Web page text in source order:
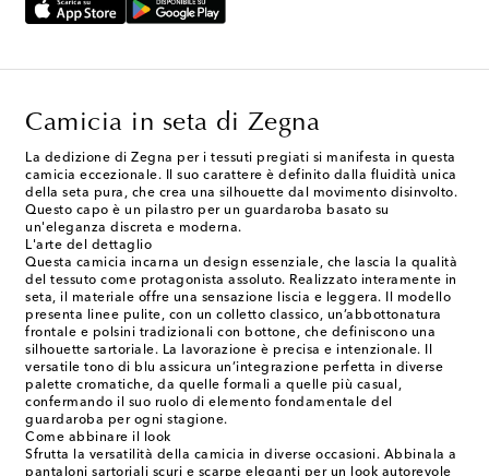
Camicia in seta di Zegna
La dedizione di Zegna per i tessuti pregiati si manifesta in questa
camicia eccezionale. Il suo carattere è definito dalla fluidità unica
della seta pura, che crea una silhouette dal movimento disinvolto.
Questo capo è un pilastro per un guardaroba basato su
un'eleganza discreta e moderna.
L'arte del dettaglio
Questa camicia incarna un design essenziale, che lascia la qualità
del tessuto come protagonista assoluto. Realizzato interamente in
seta, il materiale offre una sensazione liscia e leggera. Il modello
presenta linee pulite, con un colletto classico, un’abbottonatura
frontale e polsini tradizionali con bottone, che definiscono una
silhouette sartoriale. La lavorazione è precisa e intenzionale. Il
versatile tono di blu assicura un’integrazione perfetta in diverse
palette cromatiche, da quelle formali a quelle più casual,
confermando il suo ruolo di elemento fondamentale del
guardaroba per ogni stagione.
Come abbinare il look
Sfrutta la versatilità della camicia in diverse occasioni. Abbinala a
pantaloni sartoriali scuri e scarpe eleganti per un look autorevole